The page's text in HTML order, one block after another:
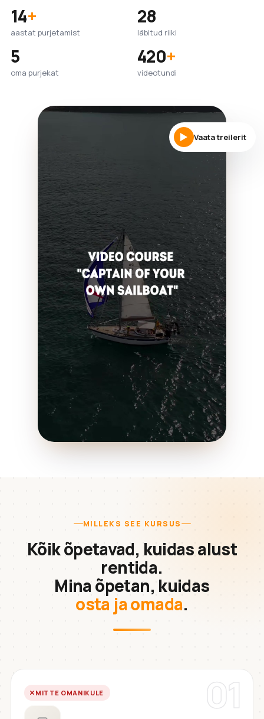
14+
aastat purjetamist
28
läbitud riiki
5
oma purjekat
420+
videotundi
Vaata treilerit
MILLEKS SEE KURSUS
Kõik õpetavad, kuidas alust
rentida.
Mina õpetan, kuidas
osta ja omada.
01
MITTE OMANIKULE